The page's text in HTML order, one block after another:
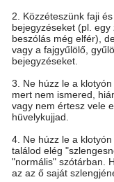
2. Közzéteszünk faji
bejegyzéseket (pl.
beszólás még elfér),
vagy a fajgyűlölő,
bejegyzéseket.
3. Ne húzz le a
mert nem ismered,
vagy nem értesz vele
hüvelykujjad.
4. Ne húzz le a
találod elég
"normális" szótárban.
az az ő saját